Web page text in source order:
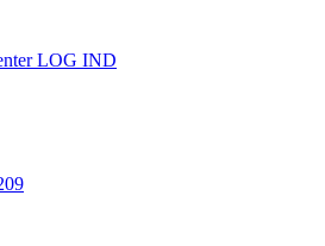
LOG IND